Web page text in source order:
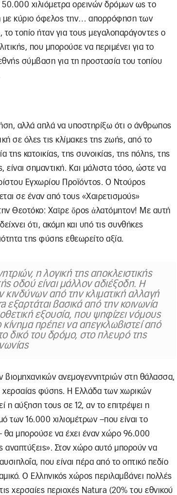
50.000 χιλιόμετρα ορεινών δρόμων ως το
με κύριο όφελος την… απορρόφηση των
τοπίο ήταν για τους μεγαλοπαράγοντες ο
που μπορούσε να περιμένει για το
σύμβαση για τη προστασία του τοπίου
αλλά απλά να υποστηρίξω ότι ο άνθρωπος
σε όλες τις κλίμακες της ζωής, από το
κατοικίας, της συνοικίας, της πόλης, της
σημαντική. Και μάλιστα τόσο, ώστε να
Εγχωρίου Προϊόντος. Ο Ντούρος
σε έναν από τους «Χαιρετισμούς»
Θεοτόκο: Χαῖρε ὄρος ἀλατόμητον! Με αυτή
ότι, ακόμη και υπό τις συνθήκες
της φύσης εθεωρείτο αξία.
η λογική της αποκλειστικής
οδού είναι μάλλον αδιέξοδη. Η
κινδύνων από την κλιματική αλλαγή
βασικά από την κοινωνία
εξουσία, που ψηφίζει νόμους
πρέπει να απεγκλωβιστεί από
δικό του δρόμο, στο πλευρό της
ανεμογεννητριών στη θάλασσα,
φύσης. Η Ελλάδα των χωρικών
η αύξηση τους σε 12, αν το επιτρέψει η
των 16.000 χιλιομέτρων –που είναι το
θα μπορούσε να έχει έναν χώρο 96.000
αναπτύξεις». Στον χώρο αυτό μπορούν να
που είναι πέρα από το οπτικό πεδίο
Ο Ελληνικός χώρος περιλαμβάνει πολλές
χερσαίες περιοχές Natura (20% του εθνικού